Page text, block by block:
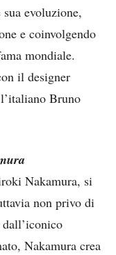
evoluzione,
e coinvolgendo
mondiale.
il designer
Bruno
Nakamura, si
non privo di
Nakamura crea